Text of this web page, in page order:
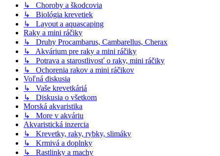
↳ Choroby a škodcovia
↳ Biológia krevetiek
↳ Layout a aquascaping
Raky a mini ráčiky
↳ Druhy Procambarus, Cambarellus, Cherax
↳ Akvárium pre raky a mini ráčiky
↳ Potrava a starostlivosť o raky, mini ráčiky
↳ Ochorenia rakov a mini ráčikov
Voľná diskusia
↳ Vaše krevetkáriá
↳ Diskusia o všetkom
Morská akvaristika
↳ More v akváriu
Akvaristická inzercia
↳ Krevetky, raky, rybky, slimáky
↳ Krmivá a doplnky
↳ Rastlinky a machy